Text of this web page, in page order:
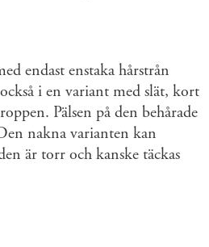
endast enstaka hårstrån
i en variant med slät, kort
Pälsen på den behårade
nakna varianten kan
är torr och kanske täckas